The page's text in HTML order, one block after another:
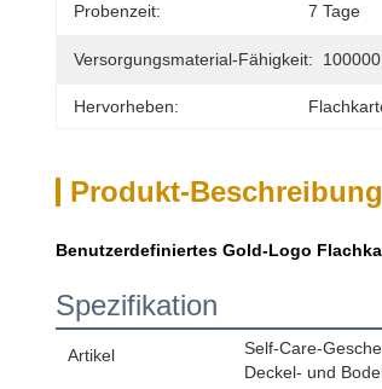
Probenzeit: 7 Tage
Versorgungsmaterial-Fähigkeit:
Hervorheben:
Produkt-Beschreibung
Benutzerdefiniertes Gold-Logo
Spezifikation
Artikel
Self-Care-
Deckel- und